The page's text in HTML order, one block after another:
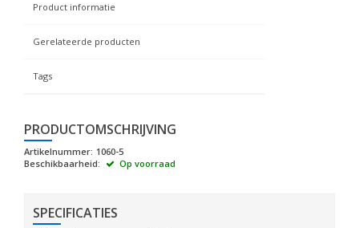
Product informatie
Gerelateerde producten
Tags
PRODUCTOMSCHRIJVING
Artikelnummer: 1060-5
Beschikbaarheid:
Op voorraad
SPECIFICATIES